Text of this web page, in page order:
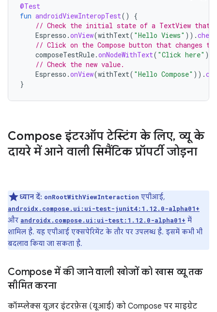
@Test
fun androidViewInteropTest()
{
// Check the initial state of a TextView that
Espresso .onView(withText( "Hello Views" )).check
// Click on the Compose button that changes
composeTestRule.onNodeWithText( "Click here" ).
// Check the new value.
Espresso .onView(withText( "Hello Compose" )).
}
Compose इंटरऑप टेस्टिंग के लिए, व्यू के
दायरे में आने वाली सिमैंटिक प्रॉपर्टी जोड़ना
ध्यान दें: onRootWithViewInteraction एपीआई,
androidx.compose.ui:ui-test-junit4:1.12.0-alpha01+
और androidx.compose.ui:ui-test:1.12.0-alpha01+ में
शामिल है. यह एपीआई एक्सपेरिमेंट के तौर पर उपलब्ध है. इसमें कभी भी
बदलाव किया जा सकता है.
Compose में की जाने वाली खोजों को खास व्यू तक
सीमित करना
कॉम्प्लेक्स यूज़र इंटरफ़ेस (यूआई) को Compose पर माइग्रेट